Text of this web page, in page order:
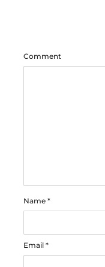
Comment
Name *
Email *